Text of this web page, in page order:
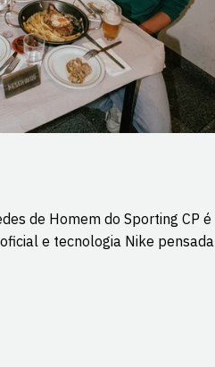
de Homem do Sporting CP é
e tecnologia Nike pensada